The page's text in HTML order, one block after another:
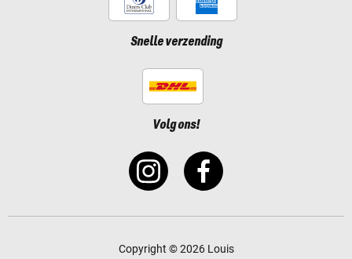
Snelle verzending
Volg ons!
Copyright © 2026 Louis